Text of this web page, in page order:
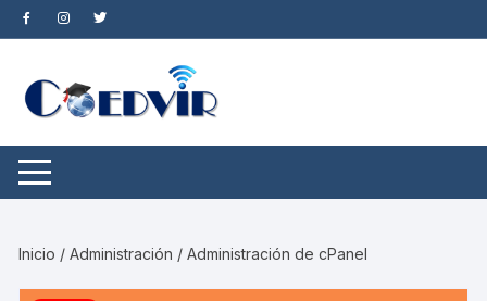
Saltar
al
Inicio /Administración / Administración de cPanel